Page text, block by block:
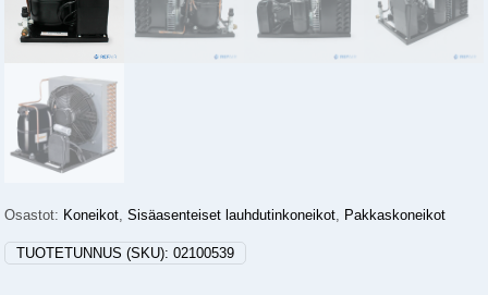
Osastot: Koneikot ,Sisäasenteiset lauhdutinkoneikot Pakkaskoneikot
TUOTETUNNUS (SKU):02100539